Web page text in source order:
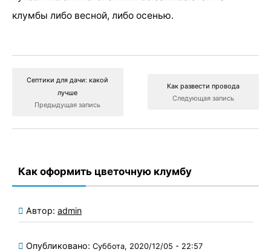
клумбы либо весной, либо осенью.
Септики для дачи: какой
лучше
Предыдущая запись
Как развести провода
Следующая запись
Как оформить цветочную клумбу
Автор: admin
Опубликовано: Суббота, 2020/12/05 - 22:57